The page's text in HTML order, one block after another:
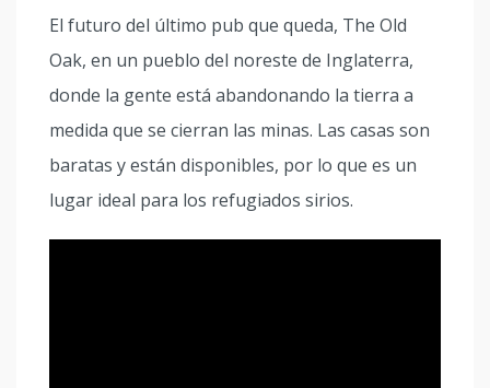
El futuro del último pub que queda, The Old
Oak, en un pueblo del noreste de Inglaterra,
donde la gente está abandonando la tierra a
medida que se cierran las minas. Las casas son
baratas y están disponibles, por lo que es un
lugar ideal para los refugiados sirios.